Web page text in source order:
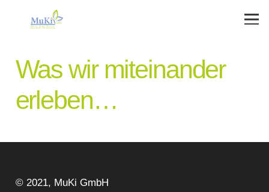
Was wir miteinander
erleben…
© 2021, MuKi GmbH